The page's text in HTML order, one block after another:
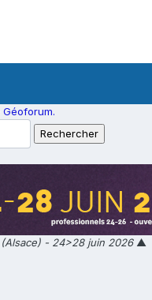
- 24>28 juin 2026▲